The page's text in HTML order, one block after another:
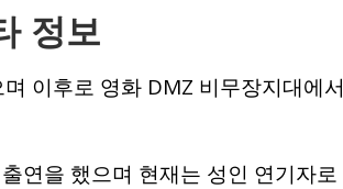
정보
이후로 영화 DMZ 비무장지대에서
연을 했으며 현재는 성인 연기자로